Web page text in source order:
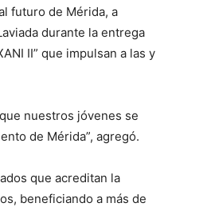
futuro de Mérida, a
durante la entrega
II” que impulsan a las y
nuestros jóvenes se
de Mérida”, agregó.
que acreditan la
beneficiando a más de